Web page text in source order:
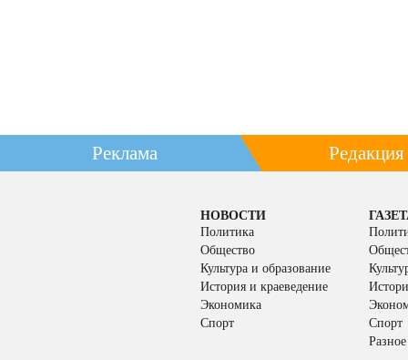
Реклама Редакция
НОВОСТИ
Политика
Общество
Культура и образование
История и краеведение
Экономика
Спорт
Спорт
Разное